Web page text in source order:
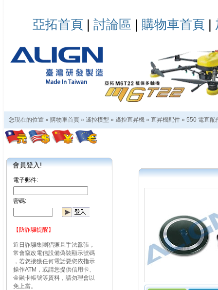
亞拓首頁 | 討論區 | 購物車首頁 |
您現在的位置 » 購物車首頁 » 遙控模型 » 遙控直昇機 » 直昇機配件 » 550 電直配
會員登入!
電子郵件:
密碼:
【防詐騙提醒】
近日詐騙集團猖獗且手法囂張，
常會竄改電信設備偽裝顯示號碼
，若您接獲任何電話要您依指示
操作ATM，或請您提供信用卡、
金融卡帳號等資料，請勿理會以
免上當。